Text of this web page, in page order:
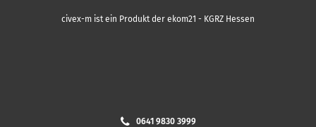
civex-m ist ein Produkt der ekom21 - KGRZ Hessen
0641 9830 3999